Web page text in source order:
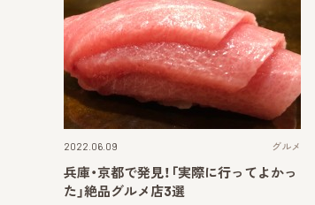
2022.06.09 グルメ
兵庫・京都で発見！「実際に行ってよかっ
た」絶品グルメ店3選